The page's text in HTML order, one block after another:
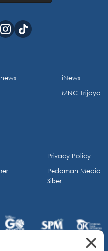
iNews
MNC Trijaya
Privacy Policy
Pedoman Media
Siber